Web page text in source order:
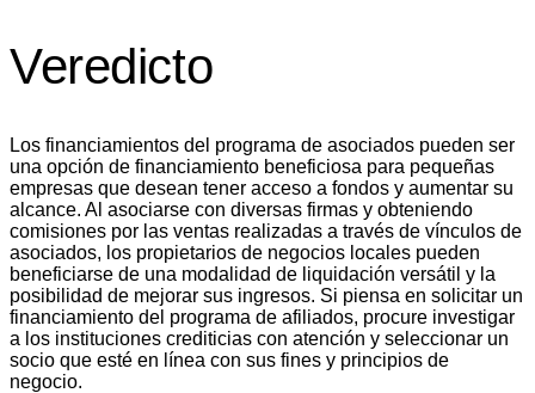
Veredicto
Los financiamientos del programa de asociados pueden ser
una opción de financiamiento beneficiosa para pequeñas
empresas que desean tener acceso a fondos y aumentar su
alcance. Al asociarse con diversas firmas y obteniendo
comisiones por las ventas realizadas a través de vínculos de
asociados, los propietarios de negocios locales pueden
beneficiarse de una modalidad de liquidación versátil y la
posibilidad de mejorar sus ingresos. Si piensa en solicitar un
financiamiento del programa de afiliados, procure investigar
a los instituciones crediticias con atención y seleccionar un
socio que esté en línea con sus fines y principios de
negocio.